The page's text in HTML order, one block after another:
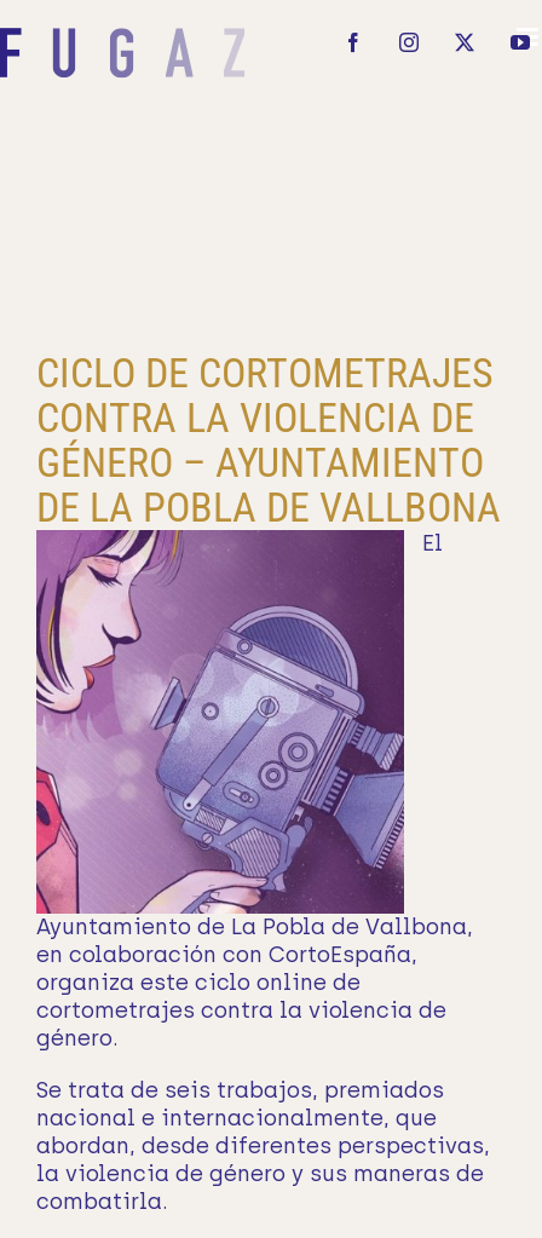
al
contenido
FacebookInstagram
CICLO DE CORTOMETRAJES
CONTRA LA VIOLENCIA DE
GÉNERO – AYUNTAMIENTO
DE LA POBLA DE VALLBONA
El
Ayuntamiento de La Pobla de Vallbona,
en colaboración con CortoEspaña,
organiza este ciclo online de
cortometrajes contra la violencia de
género.
Se trata de seis trabajos, premiados
nacional e internacionalmente, que
abordan, desde diferentes perspectivas,
la violencia de género y sus maneras de
combatirla.